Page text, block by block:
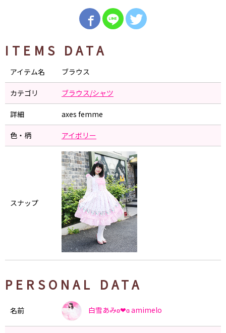
ITEMS DATA
アイテム名 ブラウス
カテゴリ ブラウス/シャツ
詳細 axes femme
色・柄 アイボリー
スナップ
PERSONAL DATA
名前 白雪あみʚ❤︎ɞamimelo